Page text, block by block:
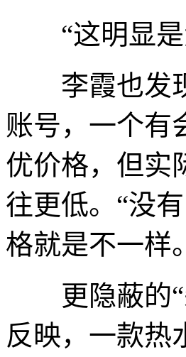
“这明显是
李霞也发现
账号，一个有
优价格，但实
往更低。“没
格就是不一样
更隐蔽的“
反映，一款热